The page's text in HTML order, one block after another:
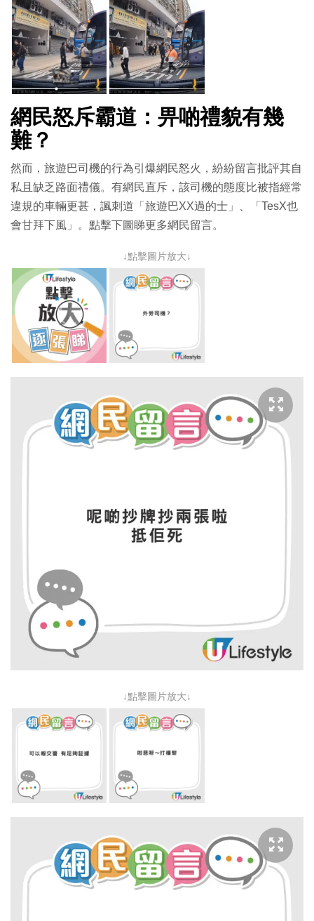
網民怒斥霸道：畀啲禮貌有幾
難？
然而，旅遊巴司機的行為引爆網民怒火，紛紛留言批評其自
私且缺乏路面禮儀。有網民直斥，該司機的態度比被指經常
違規的車輛更甚，諷刺道「旅遊巴XX過的士」、「TesX也
會甘拜下風」。點擊下圖睇更多網民留言。
↓點擊圖片放大↓
↓點擊圖片放大↓